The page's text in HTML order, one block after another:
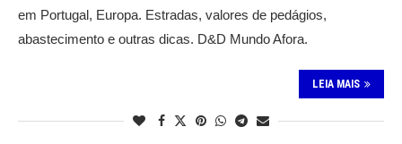
em Portugal, Europa. Estradas, valores de pedágios,
abastecimento e outras dicas. D&D Mundo Afora.
LEIA MAIS